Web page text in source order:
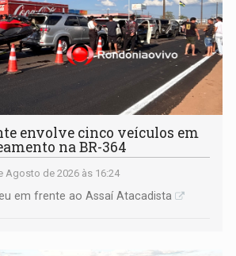
envolve cinco veículos em
na BR-364
Agosto de 2026 às 16:24
em frente ao Assaí Atacadista